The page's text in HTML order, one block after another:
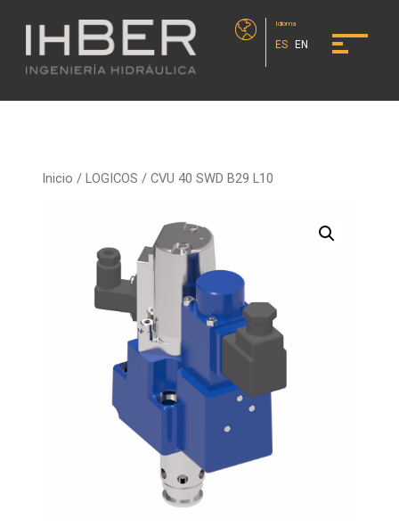
Idioma
ES EN
Inicio /LOGICOS / CVU 40 SWD B29 L10